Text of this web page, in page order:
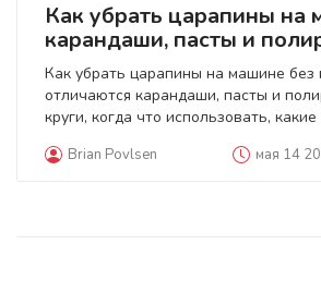
Как убрать царапины на
карандаши, пасты и
круги - что выбрать?
Как убрать царапины на машине без
отличаются карандаши, пасты и
круги, когда что использовать,
Brian Povlsen мая 14